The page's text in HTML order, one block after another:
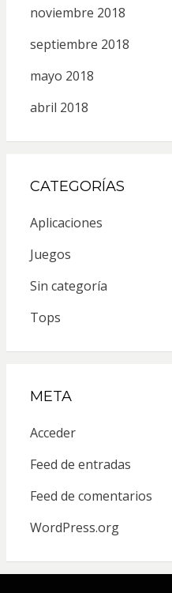
noviembre 2018
septiembre 2018
mayo 2018
abril 2018
CATEGORÍAS
Aplicaciones
Juegos
Sin categoría
Tops
META
Acceder
Feed de entradas
Feed de comentarios
WordPress.org